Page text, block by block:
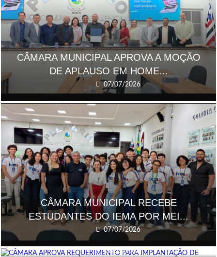
CÂMARA MUNICIPAL APROVA A MOÇÃO
DE APLAUSO EM HOME...
07/07/2026
CÂMARA MUNICIPAL RECEBE
ESTUDANTES DO IEMA POR MEI...
07/07/2026
CÂMARA APROVA REQUERIMENTO PARA
IMPLANTAÇÃO DE CO...
02/07/2026